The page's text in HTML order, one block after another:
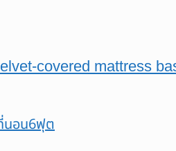
covered mattress